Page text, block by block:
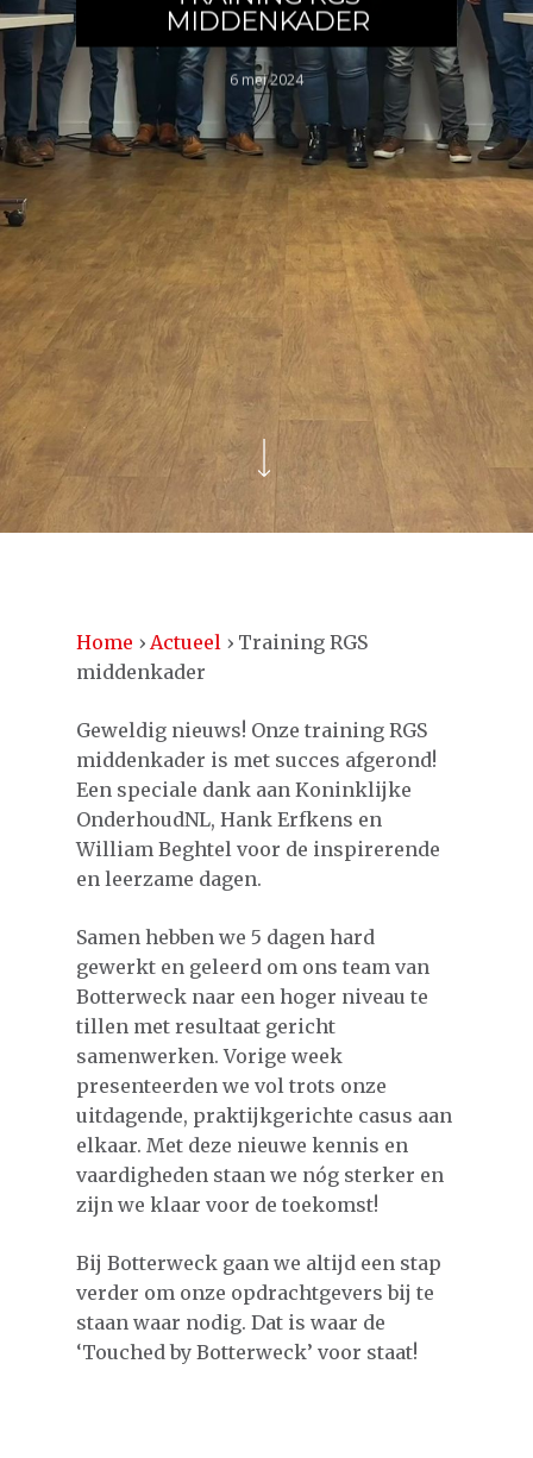
MIDDENKADER
6 mei 2024
Home › Actueel › Training RGS
middenkader
Geweldig nieuws! Onze training RGS
middenkader is met succes afgerond!
Een speciale dank aan Koninklijke
OnderhoudNL, Hank Erfkens en
William Beghtel voor de inspirerende
en leerzame dagen.
Samen hebben we 5 dagen hard
gewerkt en geleerd om ons team van
Botterweck naar een hoger niveau te
tillen met resultaat gericht
samenwerken. Vorige week
presenteerden we vol trots onze
uitdagende, praktijkgerichte casus aan
elkaar. Met deze nieuwe kennis en
vaardigheden staan we nóg sterker en
zijn we klaar voor de toekomst!
Bij Botterweck gaan we altijd een stap
verder om onze opdrachtgevers bij te
staan waar nodig. Dat is waar de
‘Touched by Botterweck’ voor staat!